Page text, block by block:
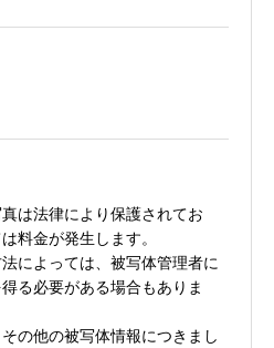
は法律により保護されてお
料金が発生します。
によっては、被写体管理者に
る必要がある場合もありま
の他の被写体情報につきまし